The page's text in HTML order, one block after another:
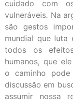
cuidado com
vulneráveis. Na
são gestos
mundial que luta
todos os
humanos, que
o caminho
discussão em
assumir nossa